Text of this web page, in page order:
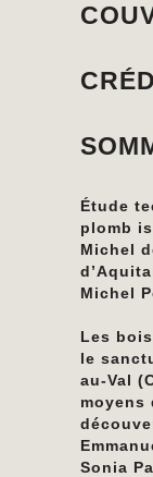
Étude
plomb
Michel
Michel
Les
le
au-Val
moyens
Sonia